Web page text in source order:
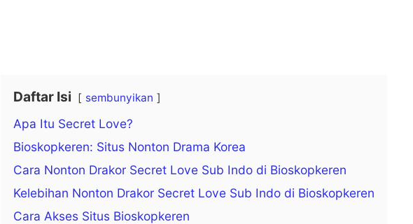
Daftar Isi sembunyikan
Apa Itu Secret Love?
Bioskopkeren: Situs Nonton Drama Korea
Cara Nonton Drakor Secret Love Sub Indo di Bioskopkeren
Kelebihan Nonton Drakor Secret Love Sub Indo di Bioskopkeren
Cara Akses Situs Bioskopkeren